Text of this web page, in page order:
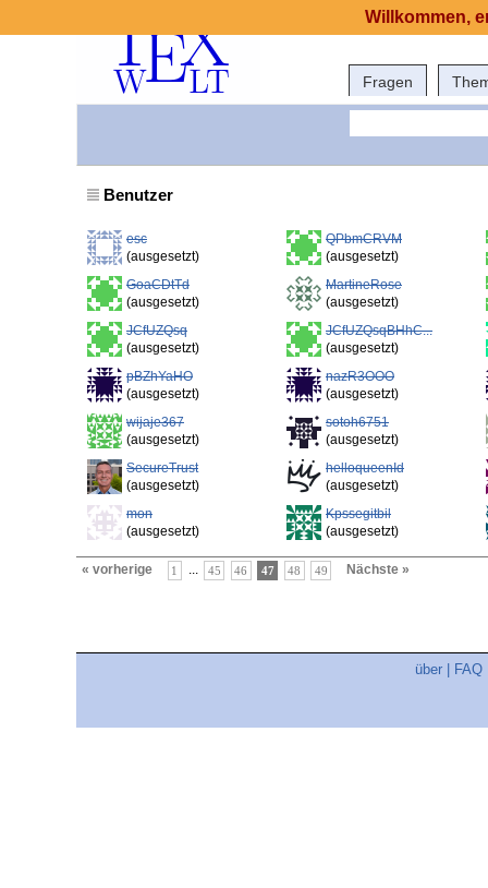
Fragen
Benutzer
esc
(ausgesetzt)
QPbmCRVM
(ausgesetzt)
GoaCDtTd
(ausgesetzt)
MartineRose
(ausgesetzt)
JCfUZQsq
(ausgesetzt)
JCfUZQsqBHhC...
(ausgesetzt)
pBZhYaHO
(ausgesetzt)
nazR3OOO
(ausgesetzt)
wijaje367
(ausgesetzt)
sotoh6751
(ausgesetzt)
SecureTrust
(ausgesetzt)
helloqueenId
(ausgesetzt)
mon
(ausgesetzt)
Kpssegitbil
(ausgesetzt)
« vorherige 1 ... 45 46 47 48 49 Nächste »
über FAQ
Willkommen,